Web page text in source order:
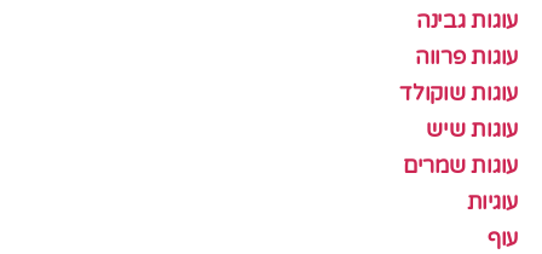
עוגות גבינה
עוגות פרווה
עוגות שוקולד
עוגות שיש
עוגות שמרים
עוגיות
עוף